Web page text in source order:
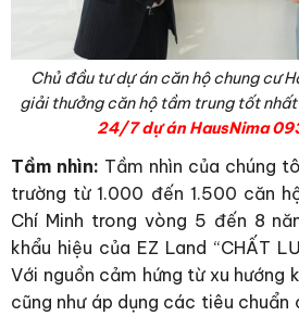
Chủ đầu tư dự án căn hộ chung cư
giải thưởng căn hộ tầm trung tốt
24/7 dự án HausNima
Tầm nhìn: Tầm nhìn của chúng
trường từ 1.000 đến 1.500 căn
Chí Minh trong vòng 5 đến 8
khẩu hiệu của EZ Land “CHẤT
Với nguồn cảm hứng từ xu hướng
cũng như áp dụng các tiêu